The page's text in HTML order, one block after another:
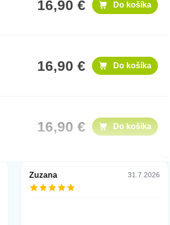
16,90 € Do košíka
16,90 € Do košíka
16,90 € Do košíka
12,90 €
Zuzana 31.7.2026